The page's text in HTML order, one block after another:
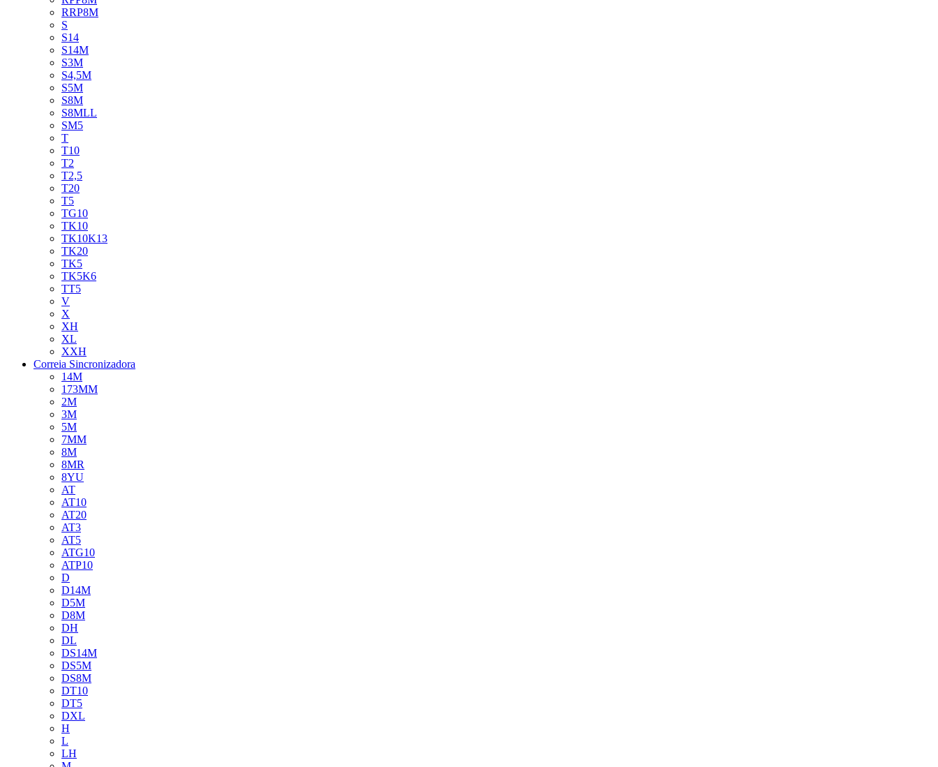
RRP8M
S
S14
S14M
S3M
S4,5M
S5M
S8M
S8MLL
SM5
T
T10
T2
T2,5
T20
T5
TG10
TK10
TK10K13
TK20
TK5
TK5K6
TT5
V
X
XH
XL
XXH
Correia Sincronizadora
14M
173MM
2M
3M
5M
7MM
8M
8MR
8YU
AT
AT10
AT20
AT3
AT5
ATG10
ATP10
D
D14M
D5M
D8M
DH
DL
DS14M
DS5M
DS8M
DT10
DT5
DXL
H
L
LH